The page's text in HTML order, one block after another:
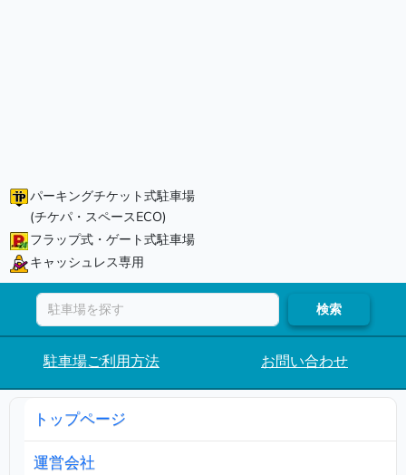
パーキングチケット式駐車場
(チケパ・スペースECO)
フラップ式・ゲート式駐車場
キャッシュレス専用
検索
駐車場ご利用方法 お問い合わせ
トップページ
運営会社